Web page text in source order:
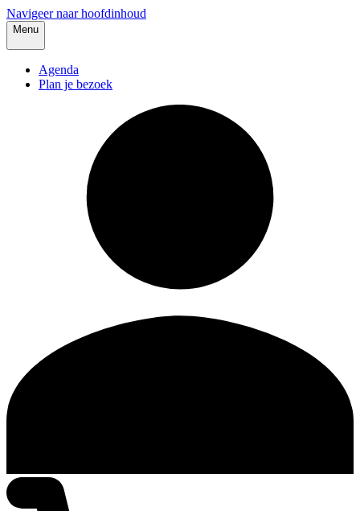
Navigeer naar hoofdinhoud
Menu
Agenda
Plan je bezoek